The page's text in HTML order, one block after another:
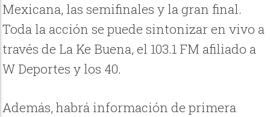
Mexicana, las semifinales y la gran final.
Toda la acción se puede sintonizar en vivo a
través de La Ke Buena, el 103.1 FM afiliado a
W Deportes y los 40.
Además, habrá información de primera